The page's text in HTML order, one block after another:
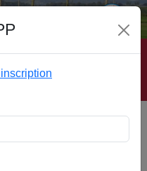
| Editeurs | Rubriques |
| Contact